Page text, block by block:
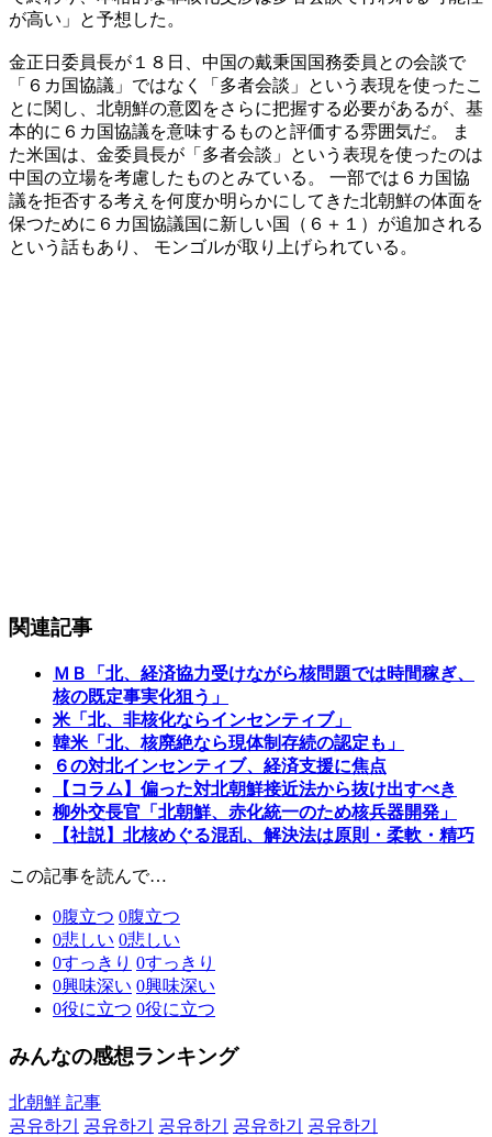
が高い」と予想した。
金正日委員長が１８日、中国の戴秉国国務委員との会談で
「６カ国協議」ではなく「多者会談」という表現を使ったこ
とに関し、北朝鮮の意図をさらに把握する必要があるが、基
本的に６カ国協議を意味するものと評価する雰囲気だ。 ま
た米国は、金委員長が「多者会談」という表現を使ったのは
中国の立場を考慮したものとみている。 一部では６カ国協
議を拒否する考えを何度か明らかにしてきた北朝鮮の体面を
保つために６カ国協議国に新しい国（６＋１）が追加される
という話もあり、 モンゴルが取り上げられている。
関連記事
ＭＢ「北、経済協力受けながら核問題では時間稼ぎ、
核の既定事実化狙う」
米「北、非核化ならインセンティブ」
韓米「北、核廃絶なら現体制存続の認定も」
６の対北インセンティブ、経済支援に焦点
【コラム】偏った対北朝鮮接近法から抜け出すべき
柳外交長官「北朝鮮、赤化統一のため核兵器開発」
【社説】北核めぐる混乱、解決法は原則・柔軟・精巧
この記事を読んで…
0腹立つ 0腹立つ
0悲しい 0悲しい
0すっきり 0すっきり
0興味深い 0興味深い
0役に立つ 0役に立つ
みんなの感想ランキング
北朝鮮 記事
공유하기
공유하기 공유하기 공유하기
공유하기